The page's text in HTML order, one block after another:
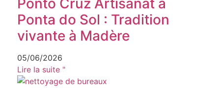
Ponto Cruz Artisanat à
Ponta do Sol : Tradition
vivante à Madère
05/06/2026
Lire la suite "